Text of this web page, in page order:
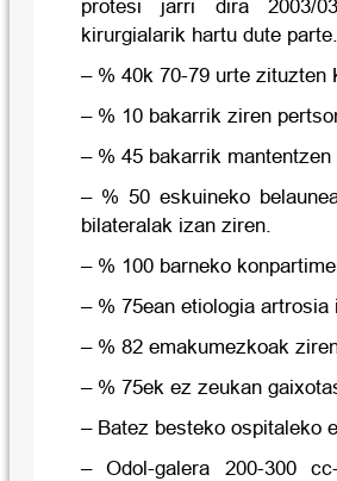
protesi jarri dira 2003/
kirurgialarik hartu dute
– % 40k 70-79 urte zituzten
– % 10 bakarrik ziren
– % 45 bakarrik
– % 50 eskuineko
bilateralak izan ziren.
– % 100 barneko
– % 75ean etiologia
– % 82 emakumezkoak
– % 75ek ez zeukan
– Batez besteko ospitaleko
– Odol-galera 200-300